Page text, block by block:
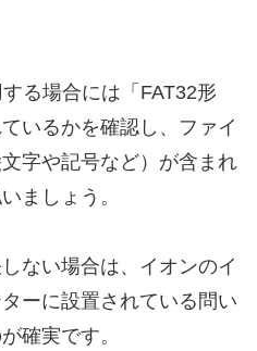
る場合には「FAT32形
いるかを確認し、ファイ
字や記号など）が含まれ
ましょう。
ない場合は、イオンのイ
ーに設置されている問い
確実です。